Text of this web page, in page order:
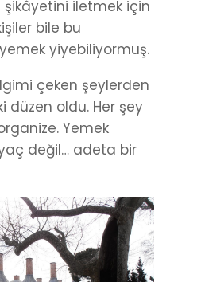
iletmek için
bile bu
yiyebiliyormuş.
çeken şeylerden
düzen oldu. Her şey
Yemek
değil… adeta bir